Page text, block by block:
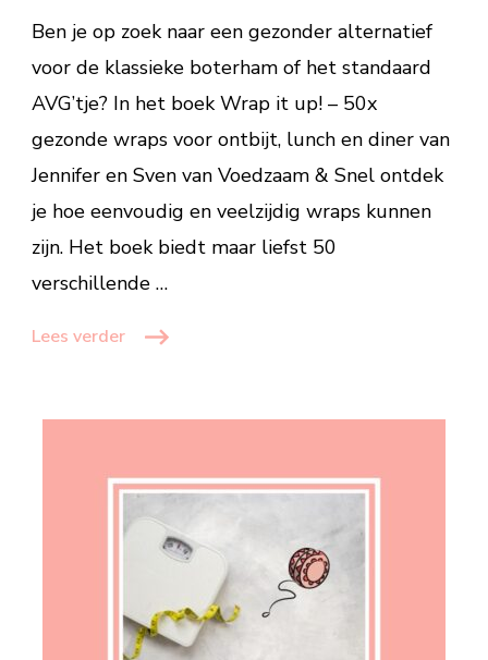
het
ontbijt,
lunch
en
Ben je op zoek naar een gezonder alternatief
voor de klassieke boterham of het standaard
AVG’tje? In het boek Wrap it up! – 50x
gezonde wraps voor ontbijt, lunch en diner van
Jennifer en Sven van Voedzaam & Snel ontdek
je hoe eenvoudig en veelzijdig wraps kunnen
zijn. Het boek biedt maar liefst 50
verschillende …
Lees verder